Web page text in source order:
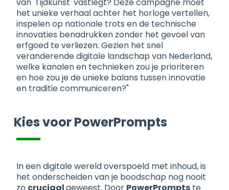
het unieke verhaal achter het horloge vertellen,
inspelen op nationale trots en de technische
innovaties benadrukken zonder het gevoel van
erfgoed te verliezen. Gezien het snel
veranderende digitale landschap van Nederland,
welke kanalen en technieken zou je prioriteren
en hoe zou je de unieke balans tussen innovatie
en traditie communiceren?"
Kies voor PowerPrompts
In een digitale wereld overspoeld met inhoud, is
het onderscheiden van je boodschap nog nooit
zo cruciaalgeweest. Door PowerPrompts te